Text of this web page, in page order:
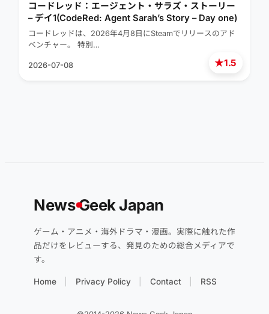
★1.5
コードレッド：エージェント・サラズ・ストーリー
– デイ1(CodeRed: Agent Sarah’s Story – Day one)
コードレッドは、2026年4月8日にSteamでリリースのアド
ベンチャー。 特別…
2026-07-08
NewsGeek Japan
ゲーム・アニメ・海外ドラマ・漫画。実際に触れた作
品だけをレビューする、発見のための総合メディアで
す。
Home Privacy Policy Contact RSS